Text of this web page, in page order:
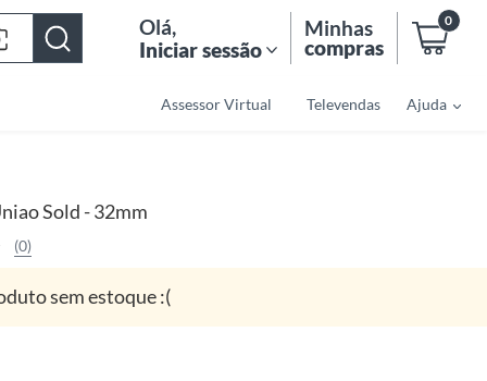
Olá,
Iniciar sessão
Minhas
compras
0
Assessor Virtual Televendas Ajuda
Sold - 32mm
(0)
sem estoque :(